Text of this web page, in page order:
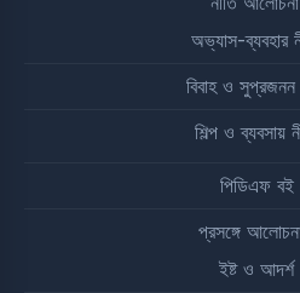
অভ্যাস-ব্যবহার
বিবাহ ও সুপ্রজনন
শিল্প ও ব্যবসায়
পিডিএফ বই
প্রসঙ্গে
ইষ্ট ও আদর্শ